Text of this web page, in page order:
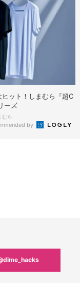
ット！しまむら『超C
ーズ
むら
by